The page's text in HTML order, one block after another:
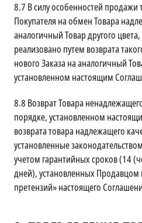
8.7 В силу особенностей продажи
Покупателя на обмен Товара
аналогичный Товар другого
реализовано путем возврата
нового Заказа на аналогичный
установленном настоящим
8.8 Возврат Товара
порядке, установленном
возврата товара надлежащего
установленные
учетом гарантийных сроков (14
дней), установленных Продавцом
претензий» настоящего